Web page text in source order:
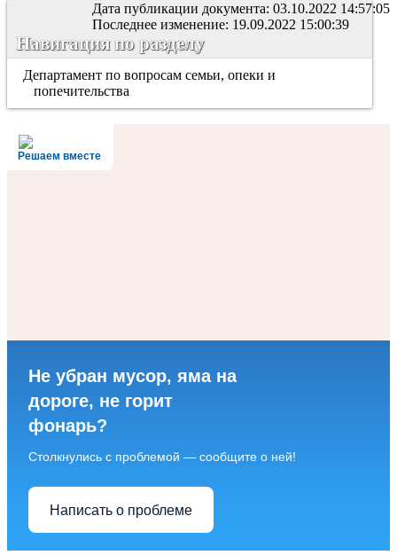
Дата публикации документа: 03.10.2022 14:57:05
Последнее изменение: 19.09.2022 15:00:39
Навигация по разделу
Департамент по вопросам семьи, опеки и
попечительства
Решаем вместе
Не убран мусор, яма на
дороге, не горит
фонарь?
Столкнулись с проблемой — сообщите о ней!
Написать о проблеме